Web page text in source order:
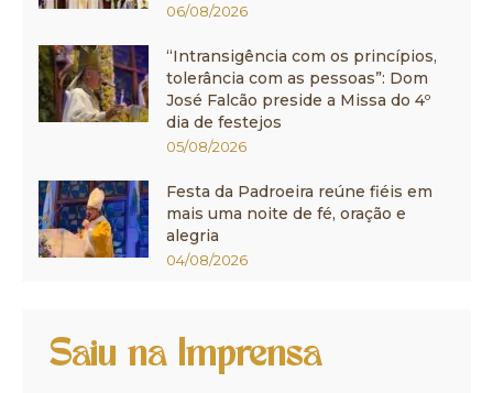
06/08/2026
“Intransigência com os princípios,
tolerância com as pessoas”: Dom
José Falcão preside a Missa do 4º
dia de festejos
05/08/2026
Festa da Padroeira reúne fiéis em
mais uma noite de fé, oração e
alegria
04/08/2026
Saiu na Imprensa